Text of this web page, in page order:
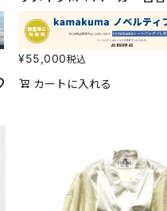
¥55,000税込
カートに入れる